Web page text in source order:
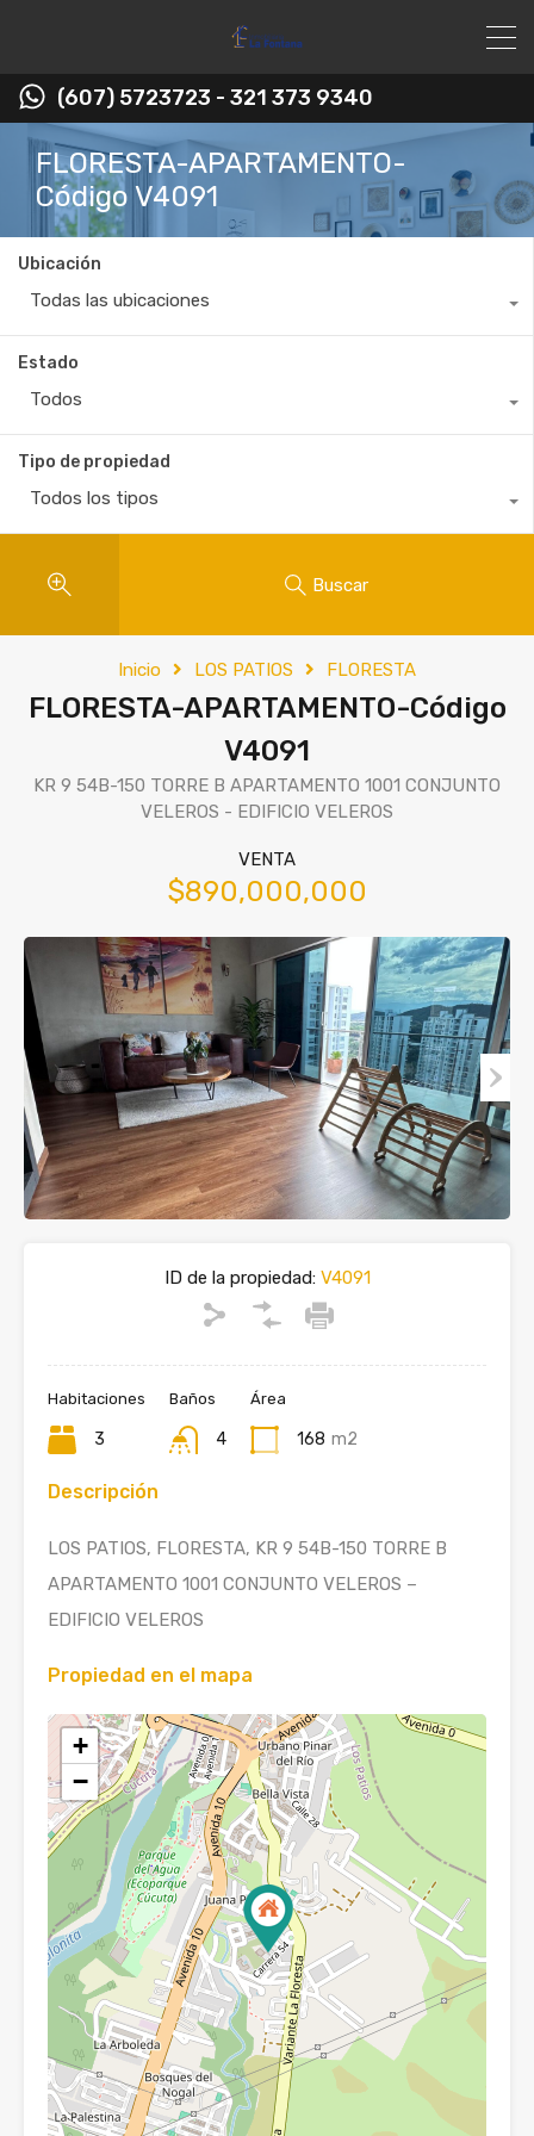
(607) 5723723 - 321 373 9340
FLORESTA-APARTAMENTO-
Código V4091
Ubicación
Todas las ubicaciones
Estado
Todos
Tipo de propiedad
Todos los tipos
Buscar
Inicio LOS PATIOS FLORESTA
FLORESTA-APARTAMENTO-Código
V4091
KR 9 54B-150 TORRE B APARTAMENTO 1001 CONJUNTO
VELEROS - EDIFICIO VELEROS
VENTA
$890,000,000
ID de la propiedad:V4091
Habitaciones
3
Baños
4
Área
168 m2
Descripción
LOS PATIOS, FLORESTA, KR 9 54B-150 TORRE B
APARTAMENTO 1001 CONJUNTO VELEROS –
EDIFICIO VELEROS
Propiedad en el mapa
+
−